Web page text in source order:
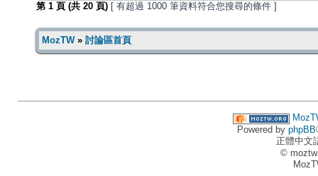
第 1 頁 (共 20 頁) [ 有超過 1000 筆資料符合您搜尋的條件 ]
MozTW» 討論區首頁
Powered by phpBB
正體中文
©